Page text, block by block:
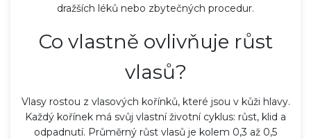
dražších léků nebo zbytečných procedur.
Co vlastně ovlivňuje růst
vlasů?
Vlasy rostou z vlasových kořínků, které jsou v kůži hlavy.
Každý kořínek má svůj vlastní životní cyklus: růst, klid a
odpadnutí. Průměrný růst vlasů je kolem 0,3 až 0,5